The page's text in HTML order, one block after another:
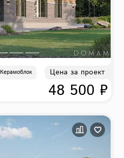
Керамоблок Цена за проект
48 500 ₽